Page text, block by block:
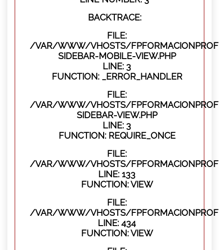
BACKTRACE:
FILE:
/VAR/WWW/VHOSTS/
SIDEBAR-MOBILE-VIEW.PHP
LINE: 3
FUNCTION: _ERROR_HANDLER
FILE:
/VAR/WWW/VHOSTS/
SIDEBAR-VIEW.PHP
LINE: 3
FUNCTION: REQUIRE_ONCE
FILE:
/VAR/WWW/VHOSTS/
LINE: 133
FUNCTION: VIEW
FILE:
/VAR/WWW/VHOSTS/
LINE: 434
FUNCTION: VIEW